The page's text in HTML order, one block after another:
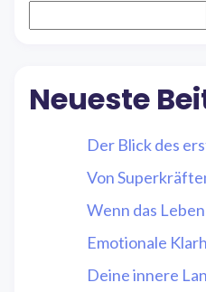
Neueste
Der Blick des
Von
Wenn das
Emotionale
Deine innere